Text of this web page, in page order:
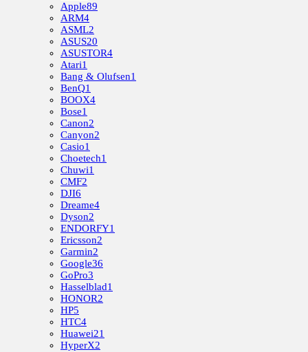
Apple89
ARM4
ASML2
ASUS20
ASUSTOR4
Atari1
Bang & Olufsen1
BenQ1
BOOX4
Bose1
Canon2
Canyon2
Casio1
Choetech1
Chuwi1
CMF2
DJI6
Dreame4
Dyson2
ENDORFY1
Ericsson2
Garmin2
Google36
GoPro3
Hasselblad1
HONOR2
HP5
HTC4
Huawei21
HyperX2